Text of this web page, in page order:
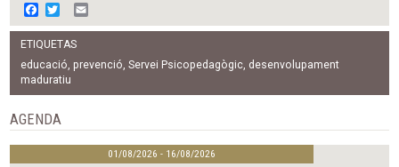
F
a
c
e
b
o
o
w
i
t
t
e
r
m
l
ETIQUETAS
educació, prevenció,Servei Psicopedagògic, desenvolupament
maduratiu
AGENDA
01/08/2026 - 16/08/2026